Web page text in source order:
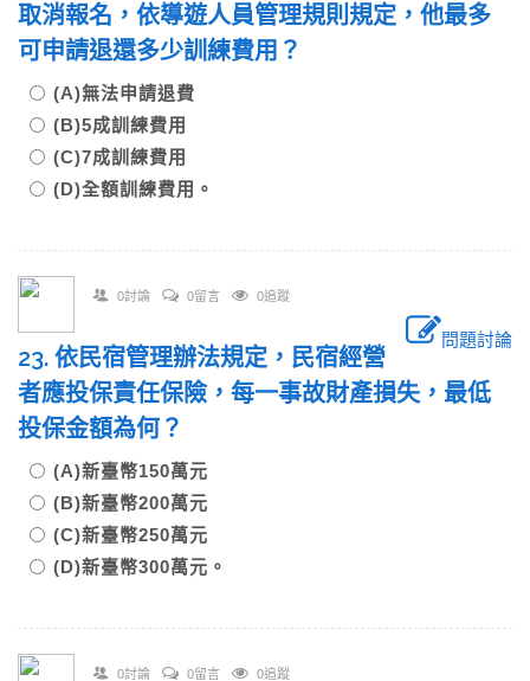
取消報名，依導遊人員管理規則規定，他最多
可申請退還多少訓練費用？
(A)無法申請退費
(B)5成訓練費用
(C)7成訓練費用
(D)全額訓練費用。
0討論 0留言 0追蹤
問題討論
23. 依民宿管理辦法規定，民宿經營
者應投保責任保險，每一事故財產損失，最低
投保金額為何？
(A)新臺幣150萬元
(B)新臺幣200萬元
(C)新臺幣250萬元
(D)新臺幣300萬元。
0討論 0留言 0追蹤